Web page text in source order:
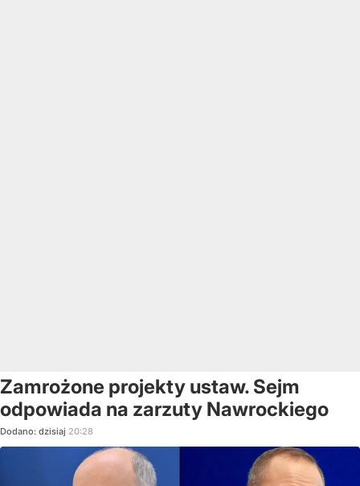
Zamrożone projekty ustaw. Sejm
odpowiada na zarzuty Nawrockiego
Dodano: dzisiaj 20:28